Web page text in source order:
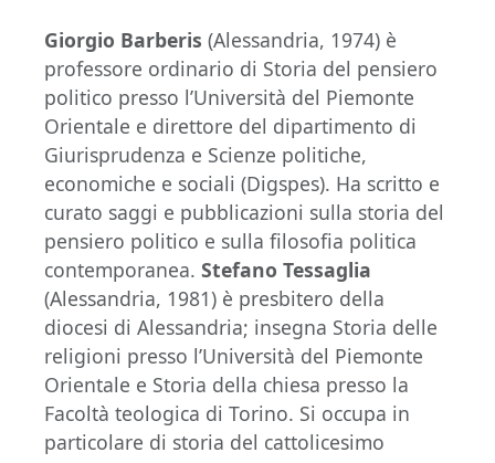
Giorgio Barberis (Alessandria, 1974) è
professore ordinario di Storia del pensiero
politico presso l’Università del Piemonte
Orientale e direttore del dipartimento di
Giurisprudenza e Scienze politiche,
economiche e sociali (Digspes). Ha scritto e
curato saggi e pubblicazioni sulla storia del
pensiero politico e sulla filosofia politica
contemporanea. Stefano Tessaglia
(Alessandria, 1981) è presbitero della
diocesi di Alessandria; insegna Storia delle
religioni presso l’Università del Piemonte
Orientale e Storia della chiesa presso la
Facoltà teologica di Torino. Si occupa in
particolare di storia del cattolicesimo